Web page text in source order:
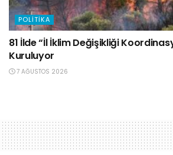
POLITIKA
81 İlde “İl İklim Değişikliği
Kuruluyor
7 AĞUSTOS 2026